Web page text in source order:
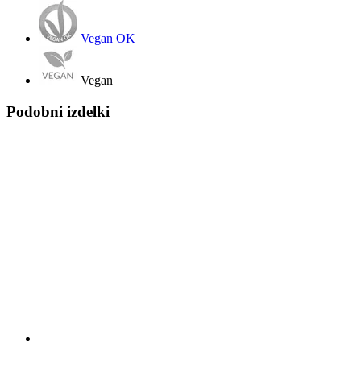
Vegan OK
Vegan
Podobni izdelki